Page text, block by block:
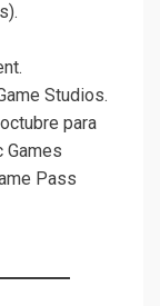
Studios.
para
Games
Pass